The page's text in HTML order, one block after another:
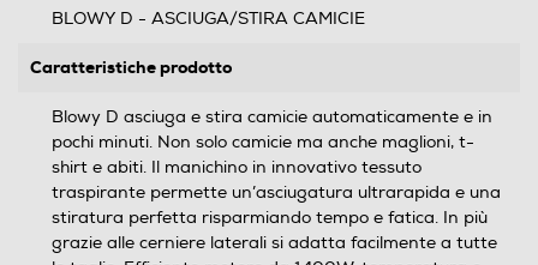
BLOWY D - ASCIUGA/STIRA CAMICIE
Caratteristiche prodotto
Blowy D asciuga e stira camicie automaticamente e in
pochi minuti. Non solo camicie ma anche maglioni, t-
shirt e abiti. Il manichino in innovativo tessuto
traspirante permette un’asciugatura ultrarapida e una
stiratura perfetta risparmiando tempo e fatica. In più
grazie alle cerniere laterali si adatta facilmente a tutte